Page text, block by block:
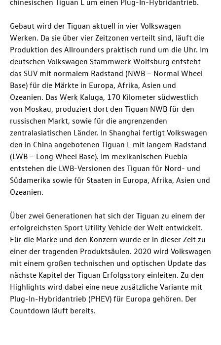
Gebaut wird der Tiguan aktuell in vier Volkswagen
Werken. Da sie über vier Zeitzonen verteilt sind, läuft die
Produktion des Allrounders praktisch rund um die Uhr. Im
deutschen Volkswagen Stammwerk Wolfsburg entsteht
das SUV mit normalem Radstand (NWB – Normal Wheel
Base) für die Märkte in Europa, Afrika, Asien und
Ozeanien. Das Werk Kaluga, 170 Kilometer südwestlich
von Moskau, produziert dort den Tiguan NWB für den
russischen Markt, sowie für die angrenzenden
zentralasiatischen Länder. In Shanghai fertigt Volkswagen
den in China angebotenen Tiguan L mit langem Radstand
(LWB – Long Wheel Base). Im mexikanischen Puebla
entstehen die LWB-Versionen des Tiguan für Nord- und
Südamerika sowie für Staaten in Europa, Afrika, Asien und
Ozeanien.
Über zwei Generationen hat sich der Tiguan zu einem der
erfolgreichsten Sport Utility Vehicle der Welt entwickelt.
Für die Marke und den Konzern wurde er in dieser Zeit zu
einer der tragenden Produktsäulen. 2020 wird Volkswagen
mit einem großen technischen und optischen Update das
nächste Kapitel der Tiguan Erfolgsstory einleiten. Zu den
Highlights wird dabei eine neue zusätzliche Variante mit
Plug-In-Hybridantrieb (PHEV) für Europa gehören. Der
Countdown läuft bereits.